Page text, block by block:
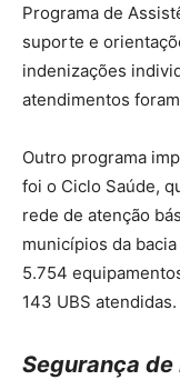
Programa de
suporte e
indenizações
atendimentos
Outro programa
foi o Ciclo Saúde,
rede de atenção
municípios da
5.754
143 UBS atendidas.
Segurança